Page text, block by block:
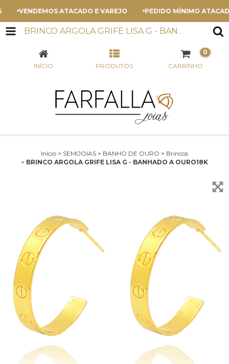
VENDEMOS ATACADO E VAREJO PEDIDO MÍNIMO
BRINCO ARGOLA GRIFE LISA G - BANHADO A OURO18K
INÍCIO PRODUTOS CARRINHO
0
Início > SEMIJOIAS > BANHO DE OURO > Brincos
> BRINCO ARGOLA GRIFE LISA G - BANHADO A OURO18K